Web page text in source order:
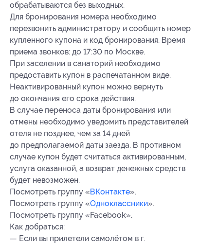
обрабатываются без выходных.
Для бронирования номера необходимо
перезвонить администратору и сообщить номер
купленного купона и код бронирования. Время
приема звонков: до 17:30 по Москве.
При заселении в санаторий необходимо
предоставить купон в распечатанном виде.
Неактивированный купон можно вернуть
до окончания его срока действия.
В случае переноса даты бронирования или
отмены необходимо уведомить представителей
отеля не позднее, чем за 14 дней
до предполагаемой даты заезда. В противном
случае купон будет считаться активированным,
услуга оказанной, а возврат денежных средств
будет невозможен.
Посмотреть группу «ВКонтакте».
Посмотреть группу «Одноклассники».
Посмотреть группу «Facebook».
Как добраться:
— Если вы прилетели самолётом в г.